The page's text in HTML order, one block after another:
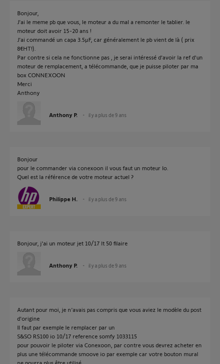
Bonjour,
J'ai le meme pb que vous, le moteur a du mal a remonter le tablier. le
moteur doit avoir 15-20 ans !
J'ai commandé un capa 3.5µF, car généralement le pb vient de là ( prix
8€HT!).
Par contre si cela ne fonctionne pas , je serai intéressé d'avoir la ref d'un
moteur de remplacement, a télécommande, que je puisse piloter par ma
box CONNEXOON
Merci
Anthony
Anthony P. il y a plus de 9 ans
Bonjour
pour le commander via conexoon il vous faut un moteur Io.
Quel est la référence de votre moteur actuel ?
Philippe H. il y a plus de 9 ans
Bonjour, j'ai un moteur jet 10/17 lt 50 filaire
Anthony P. il y a plus de 9 ans
Autant pour moi, je n'avais pas compris que vous aviez le modèle du post
d'origine
Il faut par exemple le remplacer par un
S&SO RS100 io 10/17 reference somfy 1033115
pour pouvoir le piloter via Conexoon, par contre vous devrez acheter en
plus une télécommande smoove io par exemple car votre bouton mural
ne pourra plus être utilisé